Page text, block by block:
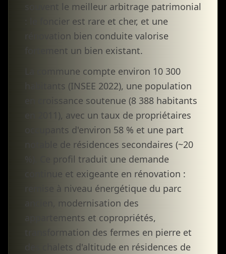
souvent le meilleur arbitrage patrimonial
: le foncier est rare et cher, et une
rénovation bien conduite valorise
fortement un bien existant.
La commune compte environ 10 300
habitants (INSEE 2022), une population
en croissance soutenue (8 388 habitants
en 2011), avec un taux de propriétaires
occupants d'environ 58 % et une part
notable de résidences secondaires (~20
%). Ce profil traduit une demande
continue et exigeante en rénovation :
remise à niveau énergétique du parc
ancien, modernisation des
appartements et copropriétés,
transformation des fermes en pierre et
des chalets d'altitude en résidences de